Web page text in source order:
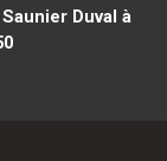
Duval à